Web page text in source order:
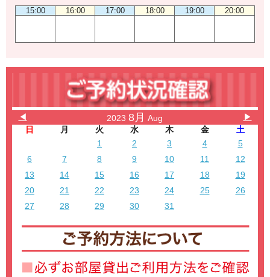
15:00 16:00 17:00 18:00 19:00 20:00
◀ 2023 8月 Aug
▶
日
月 火 水 木 金
土
1
2 3 4
5
6
7 8 9 10 11
12
13
14 15 16 17 18
19
20
21 22 23 24 25
26
27
28 29 30 31